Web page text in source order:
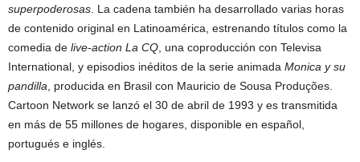
superpoderosas . La cadena también ha desarrollado varias horas
de contenido original en Latinoamérica, estrenando títulos como la
comedia de live-action La CQ , una coproducción con Televisa
International, y episodios inéditos de la serie animada Monica y su
pandilla , producida en Brasil con Mauricio de Sousa Produções.
Cartoon Network se lanzó el 30 de abril de 1993 y es transmitida
en más de 55 millones de hogares, disponible en español,
portugués e inglés.